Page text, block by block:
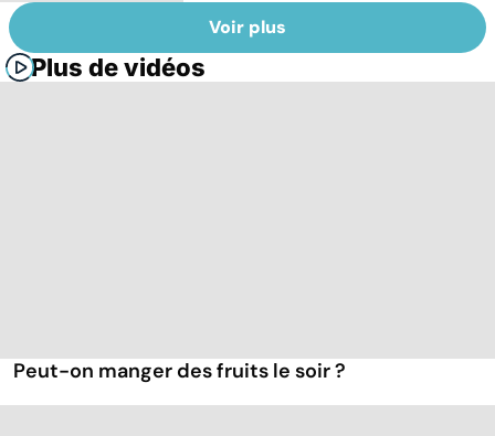
Voir plus
Plus de vidéos
Peut-on manger des fruits le soir ?